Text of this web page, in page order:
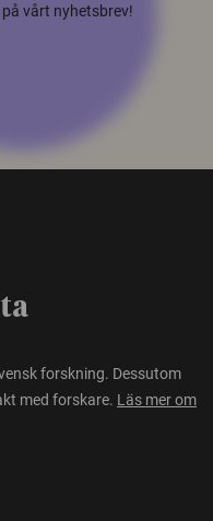
vårt nyhetsbrev!
forskning. Dessutom
med forskare. Läs mer om